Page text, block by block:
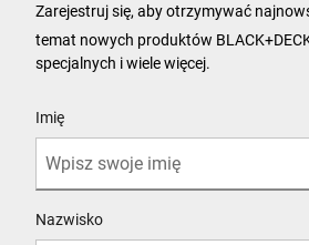
Zarejestruj się, aby otrzymywać
temat nowych produktów
specjalnych i wiele więcej.
Imię
Nazwisko